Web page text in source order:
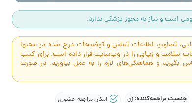
است و نیاز به مجوز پزشکی ندارد.
تصاویر، اطلاعات تماس و توضیحات درج شده در محتوا
سلامت و زیبایی را در وب‌سایت قرار داده است. برای کسب
بگیرید و هماهنگی‌های لازم را به عمل بیاورید. در صورت
جنسیت مراجعه‌کننده:زن امکان مراجعه حضوری